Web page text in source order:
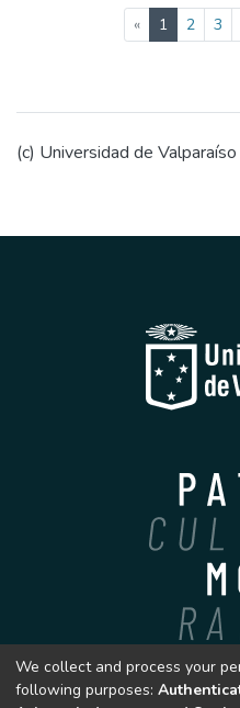
« 1(current)
2 3
(c) Universidad de Valparaíso
Archivo
We collect and process your
following purposes: